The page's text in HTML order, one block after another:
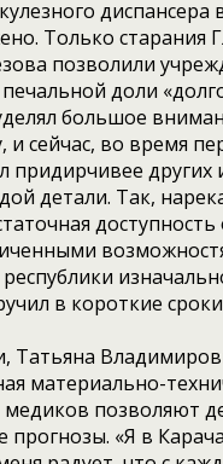
диспансера
Только старания
позволили
доли
большое
и сейчас, во время
придирчивее других
детали. Так,
доступность
в короткие
Татьяна
материально-
позволяют
прогнозы. «Я в